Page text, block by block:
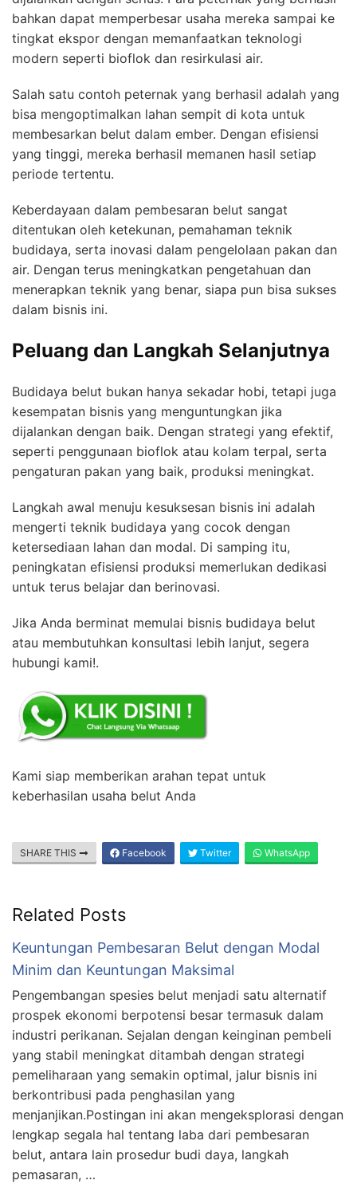
bahkan dapat memperbesar usaha mereka sampai ke
tingkat ekspor dengan memanfaatkan teknologi
modern seperti bioflok dan resirkulasi air.
Salah satu contoh peternak yang berhasil adalah yang
bisa mengoptimalkan lahan sempit di kota untuk
membesarkan belut dalam ember. Dengan efisiensi
yang tinggi, mereka berhasil memanen hasil setiap
periode tertentu.
Keberdayaan dalam pembesaran belut sangat
ditentukan oleh ketekunan, pemahaman teknik
budidaya, serta inovasi dalam pengelolaan pakan dan
air. Dengan terus meningkatkan pengetahuan dan
menerapkan teknik yang benar, siapa pun bisa sukses
dalam bisnis ini.
Peluang dan Langkah Selanjutnya
Budidaya belut bukan hanya sekadar hobi, tetapi juga
kesempatan bisnis yang menguntungkan jika
dijalankan dengan baik. Dengan strategi yang efektif,
seperti penggunaan bioflok atau kolam terpal, serta
pengaturan pakan yang baik, produksi meningkat.
Langkah awal menuju kesuksesan bisnis ini adalah
mengerti teknik budidaya yang cocok dengan
ketersediaan lahan dan modal. Di samping itu,
peningkatan efisiensi produksi memerlukan dedikasi
untuk terus belajar dan berinovasi.
Jika Anda berminat memulai bisnis budidaya belut
atau membutuhkan konsultasi lebih lanjut, segera
hubungi kami!.
Kami siap memberikan arahan tepat untuk
keberhasilan usaha belut Anda
SHARE THIS Facebook Twitter WhatsApp
Related Posts
Keuntungan Pembesaran Belut dengan Modal
Minim dan Keuntungan Maksimal
Pengembangan spesies belut menjadi satu alternatif
prospek ekonomi berpotensi besar termasuk dalam
industri perikanan. Sejalan dengan keinginan pembeli
yang stabil meningkat ditambah dengan strategi
pemeliharaan yang semakin optimal, jalur bisnis ini
berkontribusi pada penghasilan yang
menjanjikan.Postingan ini akan mengeksplorasi dengan
lengkap segala hal tentang laba dari pembesaran
belut, antara lain prosedur budi daya, langkah
pemasaran, …